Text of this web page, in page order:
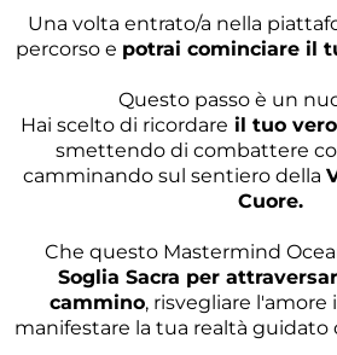
Una volta entrato/a nella
percorso e potrai cominciare il
Questo passo è un
Hai scelto di ricordare il tuo
smettendo di combattere
camminando sul sentiero della
Cuore.
Che questo Mastermind
Soglia Sacra per
cammino, risvegliare
manifestare la tua realtà guidato